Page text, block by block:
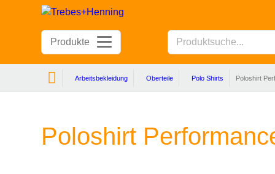
Produkte
Arbeitsbekleidung Oberteile Polo Shirts Poloshirt
Poloshirt